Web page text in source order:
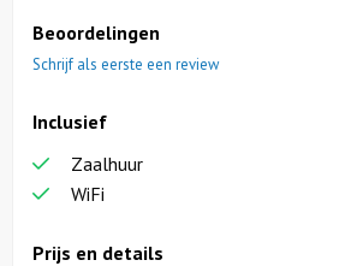
Beoordelingen
Schrijf als eerste een review
Prijs en details
Inclusief
Zaalhuur
WiFi